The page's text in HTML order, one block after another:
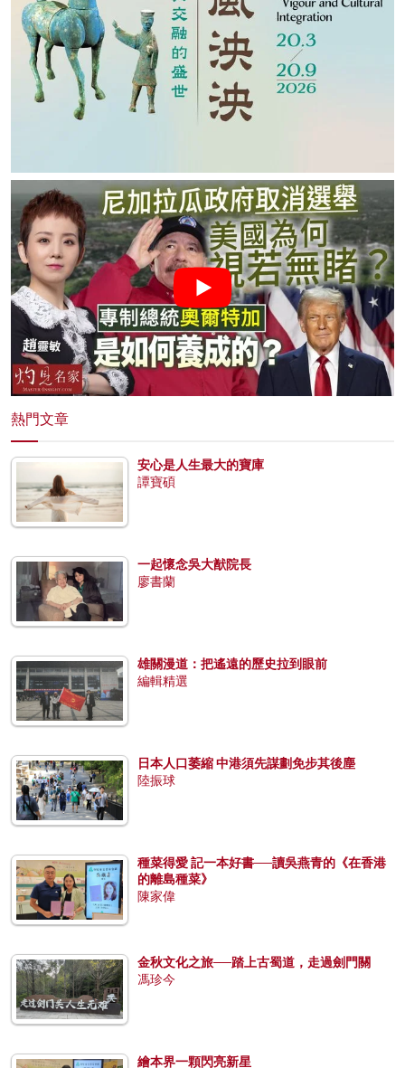
熱門文章
安心是人生最大的寶庫
譚寶碩
一起懷念吳大猷院長
廖書蘭
雄關漫道：把遙遠的歷史拉到眼前
編輯精選
日本人口萎縮 中港須先謀劃免步其後塵
陸振球
種菜得愛 記一本好書──讀吳燕青的《在香港
的離島種菜》
陳家偉
金秋文化之旅──踏上古蜀道，走過劍門關
馮珍今
繪本界一顆閃亮新星